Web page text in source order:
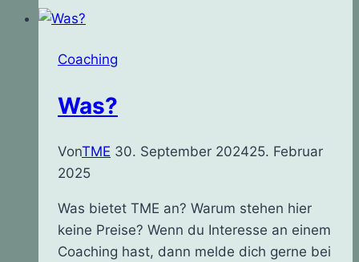
Coaching
Was?
VonTME 30. September 202425. Februar
2025
Was bietet TME an? Warum stehen hier
keine Preise? Wenn du Interesse an einem
Coaching hast, dann melde dich gerne bei